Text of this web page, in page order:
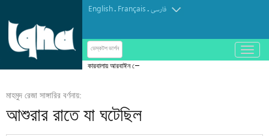
English. Français.فارسی
ডেস্কটপ ভার্শন
باز
و
কারবালায় আরবাঈন হোসাইনি আজাদারি
মাহমুদ রেজা সাঙ্গারির বর্ণনায়:
আশুরার রাতে যা ঘটেছিল